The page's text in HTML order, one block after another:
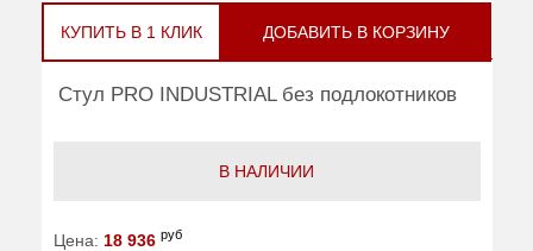
КУПИТЬ В 1 КЛИК ДОБАВИТЬ В КОРЗИНУ
Стул PRO INDUSTRIAL без подлокотников
В НАЛИЧИИ
Цена: 18 936 руб